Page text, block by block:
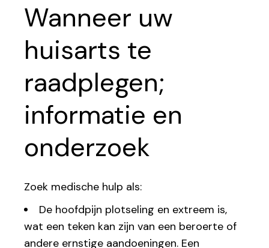
Wanneer uw
huisarts te
raadplegen;
informatie en
onderzoek
Zoek medische hulp als:
De hoofdpijn plotseling en extreem is,
wat een teken kan zijn van een beroerte of
andere ernstige aandoeningen. Een